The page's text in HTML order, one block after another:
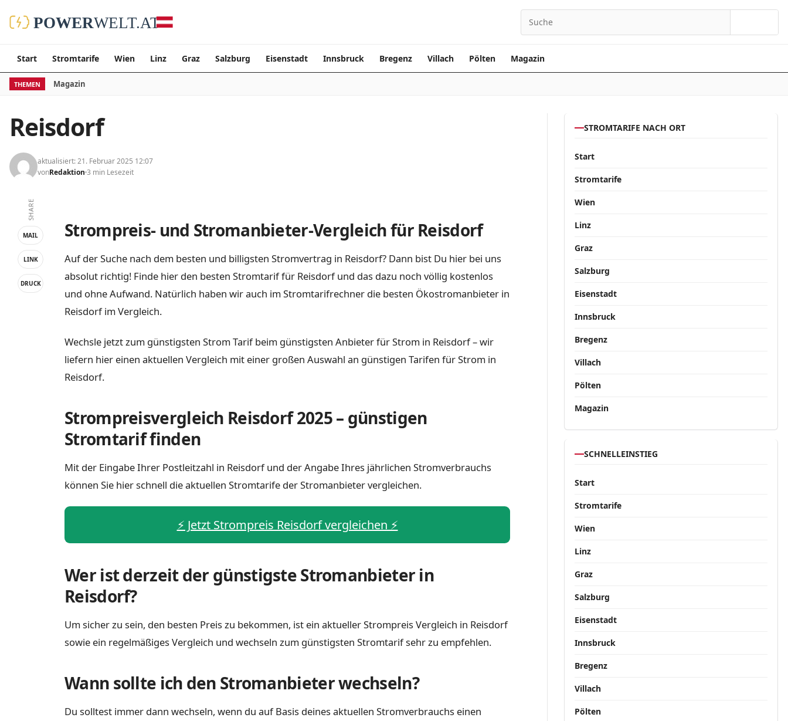
Start Stromtarife Wien Linz Graz Salzburg Eisenstadt Innsbruck Bregenz Villach Pölten Magazin
THEMEN Magazin
Reisdorf
aktualisiert: 21. Februar 2025 12:07
vonRedaktion 3 min Lesezeit
SHARE
MAIL
LINK
DRUCK
Strompreis- und Stromanbieter-Vergleich für Reisdorf
Auf der Suche nach dem besten und billigsten Stromvertrag in Reisdorf? Dann bist Du hier bei uns
absolut richtig! Finde hier den besten Stromtarif für Reisdorf und das dazu noch völlig kostenlos
und ohne Aufwand. Natürlich haben wir auch im Stromtarifrechner die besten Ökostromanbieter in
Reisdorf im Vergleich.
Wechsle jetzt zum günstigsten Strom Tarif beim günstigsten Anbieter für Strom in Reisdorf – wir
liefern hier einen aktuellen Vergleich mit einer großen Auswahl an günstigen Tarifen für Strom in
Reisdorf.
Strompreisvergleich Reisdorf 2025 – günstigen
Stromtarif finden
Mit der Eingabe Ihrer Postleitzahl in Reisdorf und der Angabe Ihres jährlichen Stromverbrauchs
können Sie hier schnell die aktuellen Stromtarife der Stromanbieter vergleichen.
⚡️ Jetzt Strompreis Reisdorf vergleichen ⚡️
Wer ist derzeit der günstigste Stromanbieter in
Reisdorf?
Um sicher zu sein, den besten Preis zu bekommen, ist ein aktueller Strompreis Vergleich in Reisdorf
sowie ein regelmäßiges Vergleich und wechseln zum günstigsten Stromtarif sehr zu empfehlen.
Wann sollte ich den Stromanbieter wechseln?
Du solltest immer dann wechseln, wenn du auf Basis deines aktuellen Stromverbrauchs einen
STROMTARIFE NACH ORT
Start
Stromtarife
Wien
Linz
Graz
Salzburg
Eisenstadt
Innsbruck
Bregenz
Villach
Pölten
Magazin
SCHNELLEINSTIEG
Start
Stromtarife
Wien
Linz
Graz
Salzburg
Eisenstadt
Innsbruck
Bregenz
Villach
Pölten